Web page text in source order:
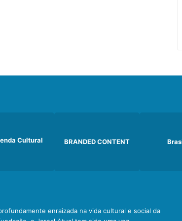
Cultural BRANDED CONTENT
enraizada na vida cultural e social da